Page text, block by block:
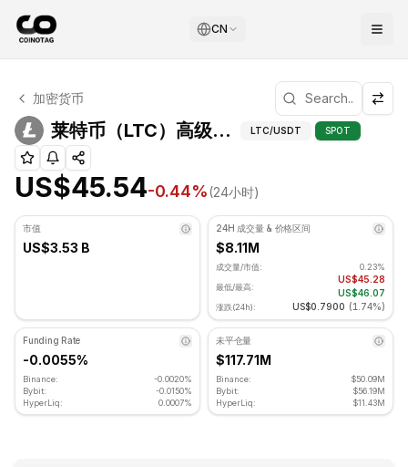
CN
莱特币 技术分析
莱特币 目前交易价格为 US$45.54. RSI 指标为 51.19 处
加密货币
莱特币（LTC）高级指标 莱特币（LTC）高
LTC/USDT SPOT
US$45.54-0.44%(24小时)
市值
US$3.53 B
24H 成交量 & 价格区间
$8.11M
成交量/市值:
0.23%
最低/最高:
US$45.28
US$46.07
涨跌(24h): US$0.7900 (1.74%)
Funding Rate
-0.0055%
Binance:
-0.0020%
Bybit:
-0.0150%
HyperLiq:
0.0007%
未平仓量
$117.71M
Binance:
$50.09M
Bybit:
$56.19M
HyperLiq:
$11.43M